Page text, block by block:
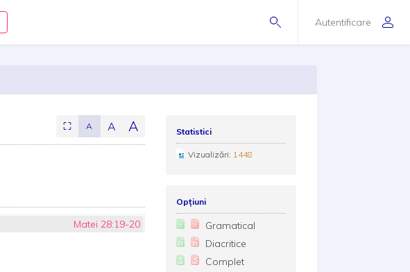
Autentificare
⛶ A A A
Matei 28:19-20
Statistici
Vizualizări: 1448
Opțiuni
Gramatical
Diacritice
Complet